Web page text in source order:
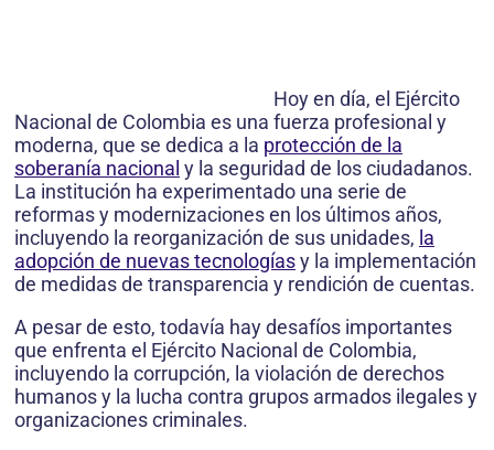
Hoy en día, el Ejército
Nacional de Colombia es una fuerza profesional y
moderna, que se dedica a la protección de la
soberanía nacional y la seguridad de los ciudadanos.
La institución ha experimentado una serie de
reformas y modernizaciones en los últimos años,
incluyendo la reorganización de sus unidades, la
adopción de nuevas tecnologíasy la implementación
de medidas de transparencia y rendición de cuentas.
A pesar de esto, todavía hay desafíos importantes
que enfrenta el Ejército Nacional de Colombia,
incluyendo la corrupción, la violación de derechos
humanos y la lucha contra grupos armados ilegales y
organizaciones criminales.